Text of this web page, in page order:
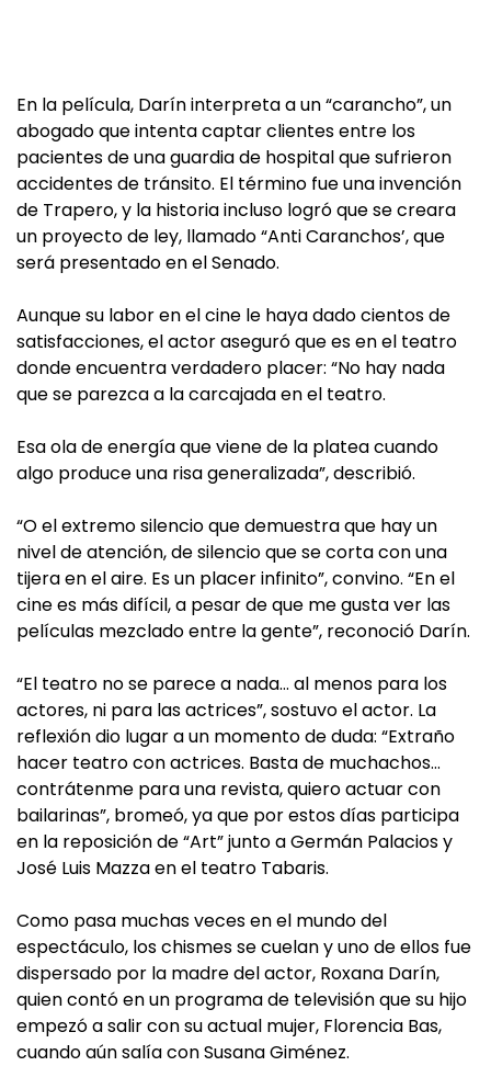
En la película, Darín interpreta a un “carancho”, un
abogado que intenta captar clientes entre los
pacientes de una guardia de hospital que sufrieron
accidentes de tránsito. El término fue una invención
de Trapero, y la historia incluso logró que se creara
un proyecto de ley, llamado “Anti Caranchos’, que
será presentado en el Senado.
Aunque su labor en el cine le haya dado cientos de
satisfacciones, el actor aseguró que es en el teatro
donde encuentra verdadero placer: “No hay nada
que se parezca a la carcajada en el teatro.
Esa ola de energía que viene de la platea cuando
algo produce una risa generalizada”, describió.
“O el extremo silencio que demuestra que hay un
nivel de atención, de silencio que se corta con una
tijera en el aire. Es un placer infinito”, convino. “En el
cine es más difícil, a pesar de que me gusta ver las
películas mezclado entre la gente”, reconoció Darín.
“El teatro no se parece a nada… al menos para los
actores, ni para las actrices”, sostuvo el actor. La
reflexión dio lugar a un momento de duda: “Extraño
hacer teatro con actrices. Basta de muchachos…
contrátenme para una revista, quiero actuar con
bailarinas”, bromeó, ya que por estos días participa
en la reposición de “Art” junto a Germán Palacios y
José Luis Mazza en el teatro Tabaris.
Como pasa muchas veces en el mundo del
espectáculo, los chismes se cuelan y uno de ellos fue
dispersado por la madre del actor, Roxana Darín,
quien contó en un programa de televisión que su hijo
empezó a salir con su actual mujer, Florencia Bas,
cuando aún salía con Susana Giménez.